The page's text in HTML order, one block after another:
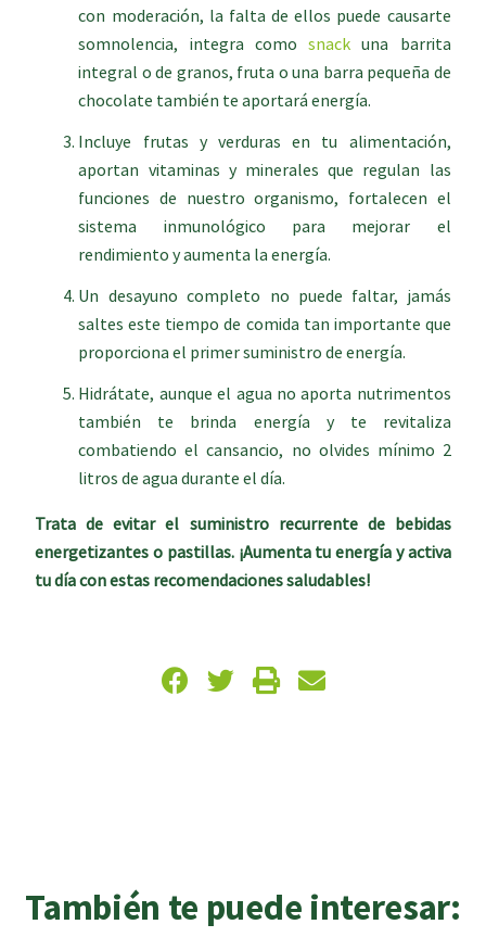
con moderación, la falta de ellos puede causarte
somnolencia, integra comosnack una barrita
integral o de granos, fruta o una barra pequeña de
chocolate también te aportará energía.
Incluye frutas y verduras en tu alimentación,
aportan vitaminas y minerales que regulan las
funciones de nuestro organismo, fortalecen el
sistema inmunológico para mejorar el
rendimiento y aumenta la energía.
Un desayuno completo no puede faltar, jamás
saltes este tiempo de comida tan importante que
proporciona el primer suministro de energía.
Hidrátate, aunque el agua no aporta nutrimentos
también te brinda energía y te revitaliza
combatiendo el cansancio, no olvides mínimo 2
litros de agua durante el día.
Trata de evitar el suministro recurrente de bebidas
energetizantes o pastillas. ¡Aumenta tu energía y activa
tu día con estas recomendaciones saludables!
También te puede interesar: